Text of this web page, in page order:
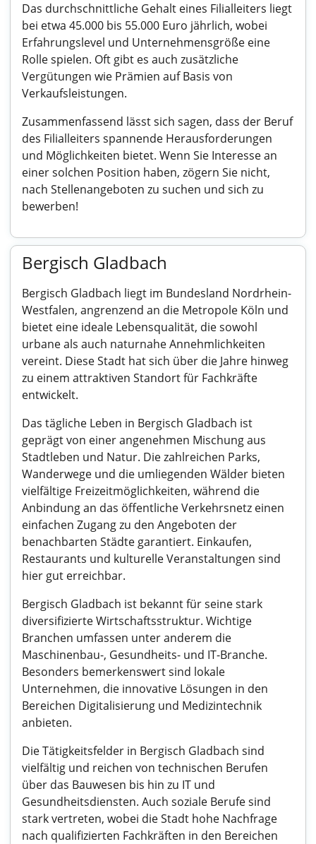
Das durchschnittliche Gehalt eines Filialleiters liegt
bei etwa 45.000 bis 55.000 Euro jährlich, wobei
Erfahrungslevel und Unternehmensgröße eine
Rolle spielen. Oft gibt es auch zusätzliche
Vergütungen wie Prämien auf Basis von
Verkaufsleistungen.
Zusammenfassend lässt sich sagen, dass der Beruf
des Filialleiters spannende Herausforderungen
und Möglichkeiten bietet. Wenn Sie Interesse an
einer solchen Position haben, zögern Sie nicht,
nach Stellenangeboten zu suchen und sich zu
bewerben!
Bergisch Gladbach
Bergisch Gladbach liegt im Bundesland Nordrhein-
Westfalen, angrenzend an die Metropole Köln und
bietet eine ideale Lebensqualität, die sowohl
urbane als auch naturnahe Annehmlichkeiten
vereint. Diese Stadt hat sich über die Jahre hinweg
zu einem attraktiven Standort für Fachkräfte
entwickelt.
Das tägliche Leben in Bergisch Gladbach ist
geprägt von einer angenehmen Mischung aus
Stadtleben und Natur. Die zahlreichen Parks,
Wanderwege und die umliegenden Wälder bieten
vielfältige Freizeitmöglichkeiten, während die
Anbindung an das öffentliche Verkehrsnetz einen
einfachen Zugang zu den Angeboten der
benachbarten Städte garantiert. Einkaufen,
Restaurants und kulturelle Veranstaltungen sind
hier gut erreichbar.
Bergisch Gladbach ist bekannt für seine stark
diversifizierte Wirtschaftsstruktur. Wichtige
Branchen umfassen unter anderem die
Maschinenbau-, Gesundheits- und IT-Branche.
Besonders bemerkenswert sind lokale
Unternehmen, die innovative Lösungen in den
Bereichen Digitalisierung und Medizintechnik
anbieten.
Die Tätigkeitsfelder in Bergisch Gladbach sind
vielfältig und reichen von technischen Berufen
über das Bauwesen bis hin zu IT und
Gesundheitsdiensten. Auch soziale Berufe sind
stark vertreten, wobei die Stadt hohe Nachfrage
nach qualifizierten Fachkräften in den Bereichen